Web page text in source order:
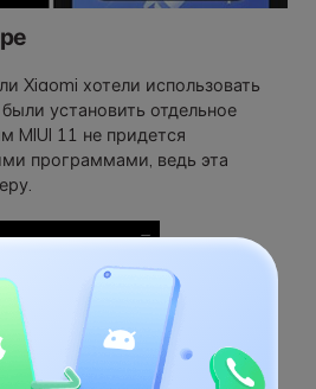
Xiaomi хотели использовать
установить отдельное
MIUI 11 не придется
программами, ведь эта